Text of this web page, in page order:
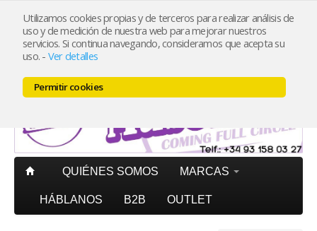
Utilizamos cookies propias y de terceros para realizar análisis de
uso y de medición de nuestra web para mejorar nuestros
servicios. Si continua navegando, consideramos que acepta su
uso. - Ver detalles
Permitir cookies
Mi cuenta
PORTES PAGADOSpenínsula pedidos superiores
20€ (IVA incl.)
QUIÉNES SOMOS MARCAS
HÁBLANOS B2B OUTLET